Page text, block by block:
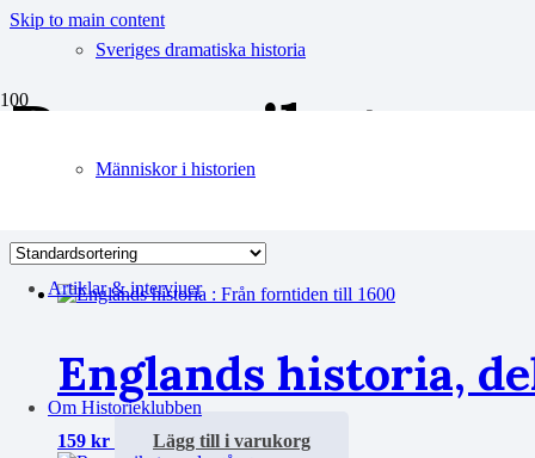
Skip to main content
Sveriges dramatiska historia
Människor i historien
Artiklar & intervjuer
Om Historieklubben
Romarriket
Englands historia,
159 kr Lägg till i varukorg